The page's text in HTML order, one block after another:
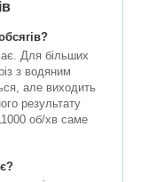
Для більших
з водяним
але виходить
результату
об/хв саме